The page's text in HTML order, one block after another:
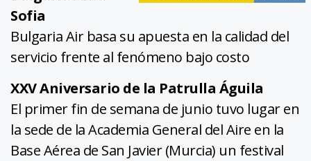
Sofia
Bulgaria Air basa su apuesta en la calidad del
servicio frente al fenómeno bajo costo
XXV Aniversario de la Patrulla Águila
El primer fin de semana de junio tuvo lugar en
la sede de la Academia General del Aire en la
Base Aérea de San Javier (Murcia) un festival